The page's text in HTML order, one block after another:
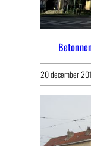
20 december